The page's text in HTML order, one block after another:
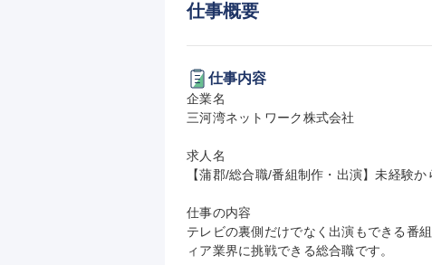
仕事概要
仕事内容
企業名
三河湾ネットワーク株式会社
求人名
【蒲郡/総合職/番組制作・出演】未経験
仕事の内容
テレビの裏側だけでなく出演もできる番
ィア業界に挑戦できる総合職です。